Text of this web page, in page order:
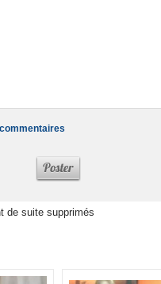
de suite supprimés